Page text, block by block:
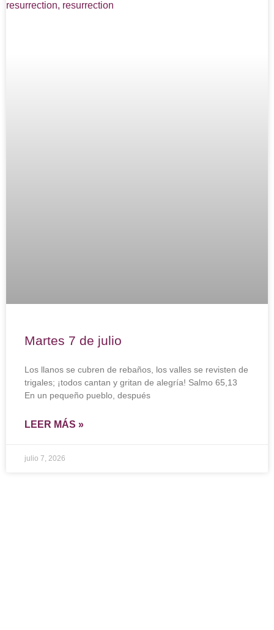
Martes 7 de julio
Los llanos se cubren de rebaños, los valles se revisten de
trigales; ¡todos cantan y gritan de alegría! Salmo 65,13
En un pequeño pueblo, después
LEER MÁS »
julio 7, 2026